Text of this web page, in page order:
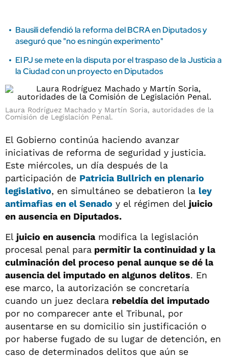
Bausili defendió la reforma del BCRA en Diputados y
aseguró que "no es ningún experimento"
El PJ se mete en la disputa por el traspaso de la Justicia a
la Ciudad con un proyecto en Diputados
Laura Rodríguez Machado y Martín Soria, autoridades de la
Comisión de Legislación Penal.
El Gobierno continúa haciendo avanzar
iniciativas de reforma de seguridad y justicia.
Este miércoles, un día después de la
participación de Patricia Bullrich en plenario
legislativo, en simultáneo se debatieron la ley
antimafias en el Senado y el régimen del juicio
en ausencia en Diputados.
El juicio en ausenciamodifica la legislación
procesal penal para permitir la continuidad y la
culminación del proceso penal aunque se dé la
ausencia del imputado en algunos delitos. En
ese marco, la autorización se concretaría
cuando un juez declara rebeldía del imputado
por no comparecer ante el Tribunal, por
ausentarse en su domicilio sin justificación o
por haberse fugado de su lugar de detención, en
caso de determinados delitos que aún se